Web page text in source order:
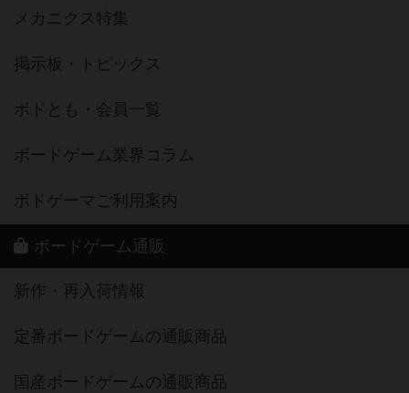
メカニクス特集
掲示板・トピックス
ボドとも・会員一覧
ボードゲーム業界コラム
ボドゲーマご利用案内
ボードゲーム通販
新作・再入荷情報
定番ボードゲームの通販商品
国産ボードゲームの通販商品